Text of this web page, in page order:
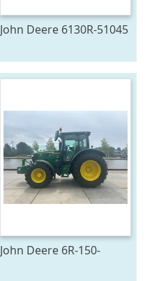
John Deere 6130R-51045
John Deere 6R-150-